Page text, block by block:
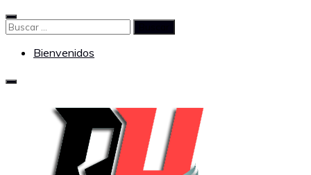
Saltar
al
Buscar:
Bienvenidos